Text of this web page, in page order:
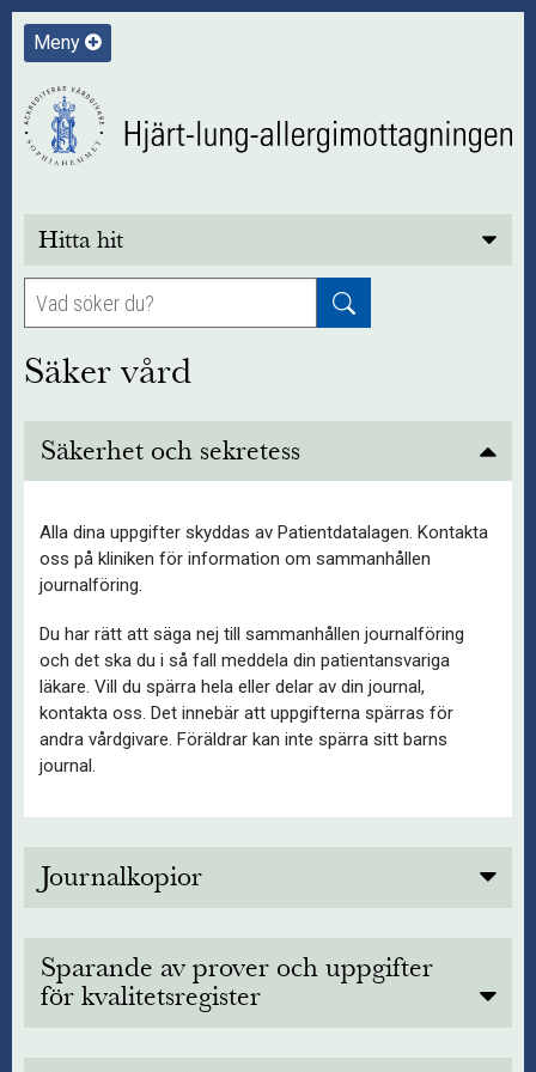
Meny
Hitta hit
Säker vård
Säkerhet och sekretess
Alla dina uppgifter skyddas av Patientdatalagen. Kontakta
oss på kliniken för information om sammanhållen
journalföring.
Du har rätt att säga nej till sammanhållen journalföring
och det ska du i så fall meddela din patientansvariga
läkare. Vill du spärra hela eller delar av din journal,
kontakta oss. Det innebär att uppgifterna spärras för
andra vårdgivare. Föräldrar kan inte spärra sitt barns
journal.
Journalkopior
godkänt detta.
BEHANDLAD I ÖPPENVÅRD
Sparande av prover och uppgifter
för kvalitetsregister